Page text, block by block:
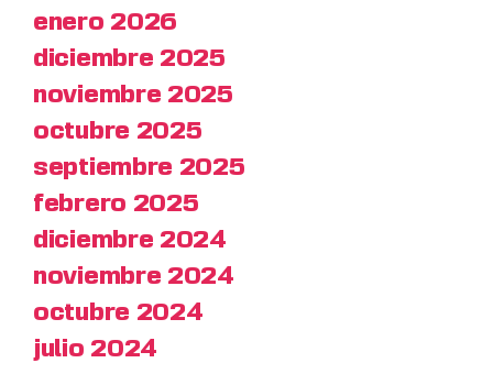
enero 2026
diciembre 2025
noviembre 2025
octubre 2025
septiembre 2025
febrero 2025
diciembre 2024
noviembre 2024
octubre 2024
julio 2024